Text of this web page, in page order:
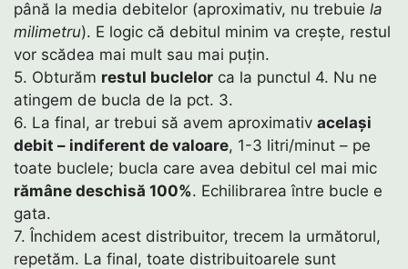
până la media debitelor (aproximativ, nu trebuie la
milimetru). E logic că debitul minim va crește, restul
vor scădea mai mult sau mai puțin.
5. Obturăm restul buclelor ca la punctul 4. Nu ne
atingem de bucla de la pct. 3.
6. La final, ar trebui să avem aproximativ același
debit – indiferent de valoare, 1-3 litri/minut – pe
toate buclele; bucla care avea debitul cel mai mic
rămâne deschisă 100%. Echilibrarea între bucle e
gata.
7. Închidem acest distribuitor, trecem la următorul,
repetăm. La final, toate distribuitoarele sunt